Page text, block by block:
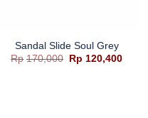
Sandal Slide Soul Grey
Rp 170,000
Harga
aslinya
Rp 120,400